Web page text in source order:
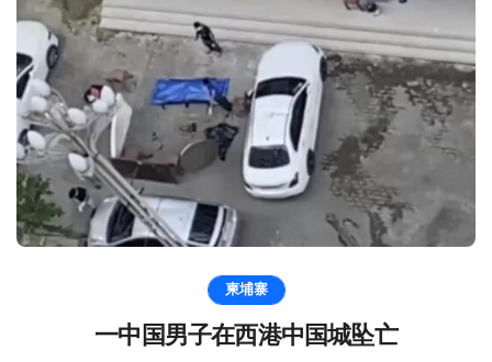
柬埔寨
一中国男子在西港中国城坠亡